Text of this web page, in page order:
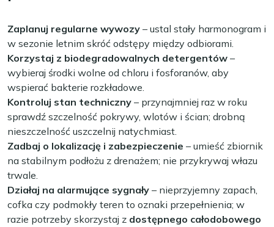
Zaplanuj regularne wywozy – ustal stały harmonogram i
w sezonie letnim skróć odstępy między odbiorami.
Korzystaj z biodegradowalnych detergentów –
wybieraj środki wolne od chloru i fosforanów, aby
wspierać bakterie rozkładowe.
Kontroluj stan techniczny – przynajmniej raz w roku
sprawdź szczelność pokrywy, wlotów i ścian; drobną
nieszczelność uszczelnij natychmiast.
Zadbaj o lokalizację i zabezpieczenie – umieść zbiornik
na stabilnym podłożu z drenażem; nie przykrywaj włazu
trwale.
Działaj na alarmujące sygnały – nieprzyjemny zapach,
cofka czy podmokły teren to oznaki przepełnienia; w
razie potrzeby skorzystaj z dostępnego całodobowego